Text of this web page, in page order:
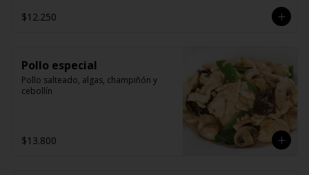
$12.250
Pollo especial
Pollo salteado, algas, champiñón y
cebollín
$13.800